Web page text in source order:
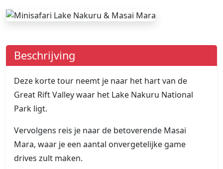
Beschrijving
Deze korte tour neemt je naar het hart van de
Great Rift Valley waar het Lake Nakuru National
Park ligt.
Vervolgens reis je naar de betoverende Masai
Mara, waar je een aantal onvergetelijke game
drives zult maken.